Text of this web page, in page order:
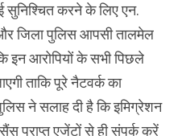
सुनिश्चित करने के लिए एन.
जिला पुलिस आपसी तालमेल
इन आरोपियों के सभी पिछले
ताकि पूरे नैटवर्क का
ने सलाह दी है कि इमिग्रेशन
प्राप्त एजेंटों से ही संपर्क करें